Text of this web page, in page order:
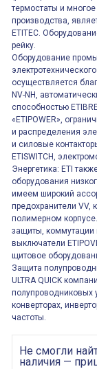
термостаты и
производства,
ETITEC.
рейку.
Оборудование
осуществляется
NV-NH,
способностью
«ETIPOWER»,
и распределения
и силовые
ETISWITCH,
Энергетика: ETI
оборудования
имеем широкий
предохранители VV,
полимерном
защиты, коммутации
выключатели
щитовое
Защита
ULTRA QUICK
полупроводниковых
конверторах,
частоты.
Не смогли
наличия —